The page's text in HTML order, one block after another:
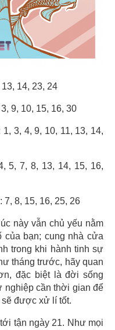
14, 23, 24
9, 10, 15, 16, 30
3, 4, 9, 10, 11, 13, 14,
5, 7, 8, 13, 14, 15, 16,
8, 15, 16, 25, 26
này vẫn chủ yếu nằm
bạn; cung nhà cửa
trong khi hành tinh sự
tháng trước, hãy quan
đặc biệt là đời sống
nghiệp cần thời gian để
được xử lí tốt.
tận ngày 21. Như mọi